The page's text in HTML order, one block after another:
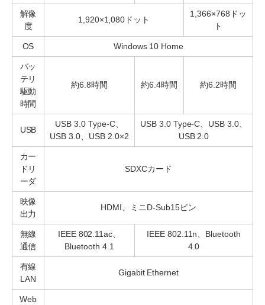
解像
度
1,920×1,080ドット
1,366×768ドッ
ト
OS Windows 10 Home
バッ
テリ
駆動
時間
約6.8時間 約6.4時間 約6.2時間
USB
USB 3.0 Type-C、
USB 3.0、USB 2.0×2
USB 3.0 Type-C、USB 3.0、
USB 2.0
カー
ドリ
ーダ
SDXCカード
映像
出力
HDMI、ミニD-Sub15ピン
無線
通信
IEEE 802.11ac、
Bluetooth 4.1
IEEE 802.11n、Bluetooth
4.0
有線
LAN
Gigabit Ethernet
Web